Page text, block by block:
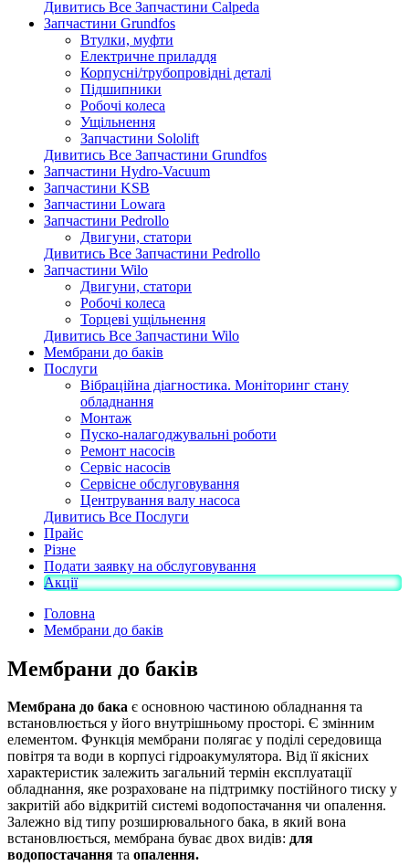
Дивитись Все Запчастини Calpeda
Запчастини Grundfos
Втулки, муфти
Електричне приладдя
Корпусні/трубопровідні деталі
Підшипники
Робочі колеса
Ущільнення
Запчастини Sololift
Дивитись Все Запчастини Grundfos
Запчастини Hydro-Vacuum
Запчастини KSB
Запчастини Lowara
Запчастини Pedrollo
Двигуни, статори
Дивитись Все Запчастини Pedrollo
Запчастини Wilo
Двигуни, статори
Робочі колеса
Торцеві ущільнення
Дивитись Все Запчастини Wilo
Мембрани до баків
Послуги
Вібраційна діагностика. Моніторинг стану
обладнання
Монтаж
Пуско-налагоджувальні роботи
Ремонт насосів
Сервіс насосів
Сервісне обслуговування
Центрування валу насоса
Дивитись Все Послуги
Прайс
Різне
Подати заявку на обслуговування
Акції
Головна
Мембрани до баків
Мембрани до баків
Мембрана до бака є основною частиною обладнання та
встановлюється у його внутрішньому просторі. Є змінним
елементом. Функція мембрани полягає у поділі середовища
повітря та води в корпусі гідроакумулятора. Від її якісних
характеристик залежить загальний термін експлуатації
обладнання, яке розраховане на підтримку постійного тиску у
закритій або відкритій системі водопостачання чи опалення.
Залежно від типу розширювального бака, в який вона
встановлюється, мембрана буває двох видів: для
водопостачання та опалення.